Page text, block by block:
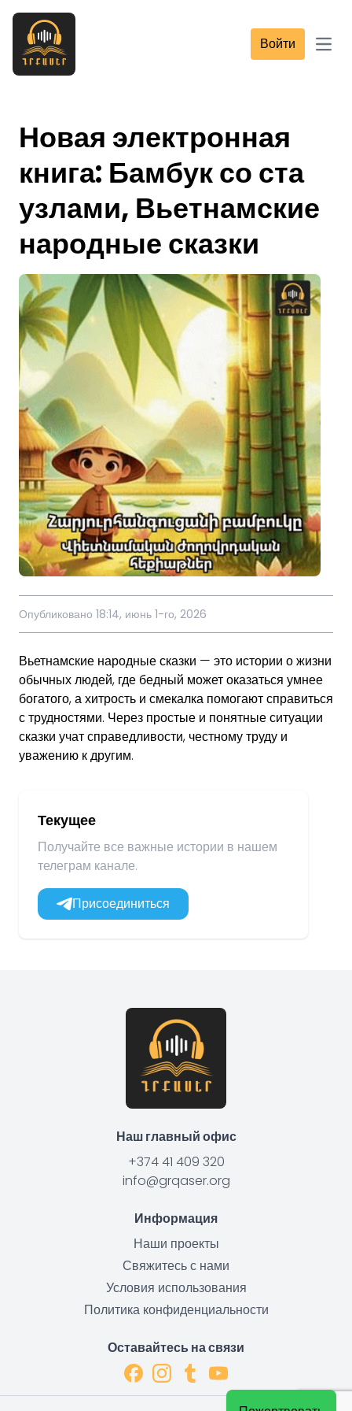
Войти
Новая электронная
книга: Бамбук со ста
узлами, Вьетнамские
народные сказки
Опубликовано 18:14, июнь 1-го, 2026
Вьетнамские народные сказки — это истории о жизни
обычных людей, где бедный может оказаться умнее
богатого, а хитрость и смекалка помогают справиться
с трудностями. Через простые и понятные ситуации
сказки учат справедливости, честному труду и
уважению к другим.
Текущее
Получайте все важные истории в нашем
телеграм канале.
Присоединиться
Наш главный офис
+374 41 409 320
info@grqaser.org
Информация
Наши проекты
Свяжитесь с нами
Условия использования
Политика конфиденциальности
Оставайтесь на связи